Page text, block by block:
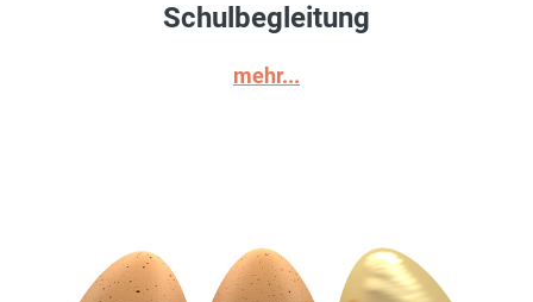
Schulbegleitung
mehr...